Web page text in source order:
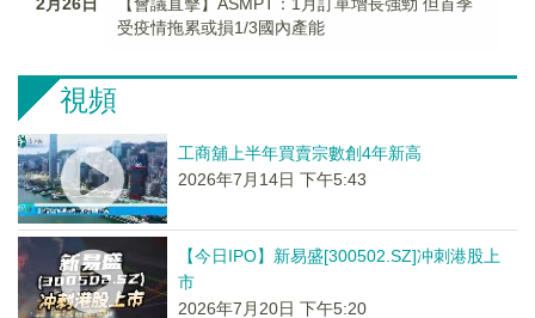
受疫情拖累或損1/3國內產能
視頻
工商舖上半年買賣宗數創4年新高
2026年7月14日 下午5:43
【今日IPO】新易盛[300502.SZ]冲刺港股上
市
2026年7月20日 下午5:20